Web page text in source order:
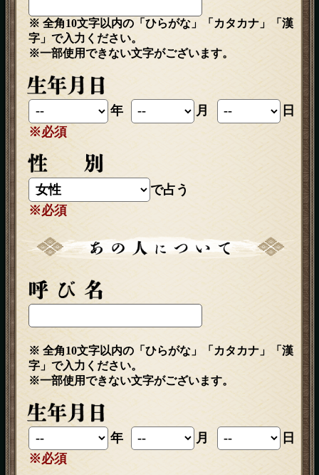
※ 全角10文字以内の「ひらがな」「カタカナ」「漢
字」で入力ください。
※一部使用できない文字がございます。
年 月
日
※必須
で占う
※必須
※ 全角10文字以内の「ひらがな」「カタカナ」「漢
字」で入力ください。
※一部使用できない文字がございます。
年 月
日
※必須